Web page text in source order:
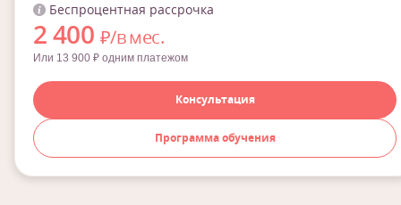
Беспроцентная рассрочка
2 400 ₽/в мес.
Или 13 900 ₽ одним платежом
Консультация
Программа обучения